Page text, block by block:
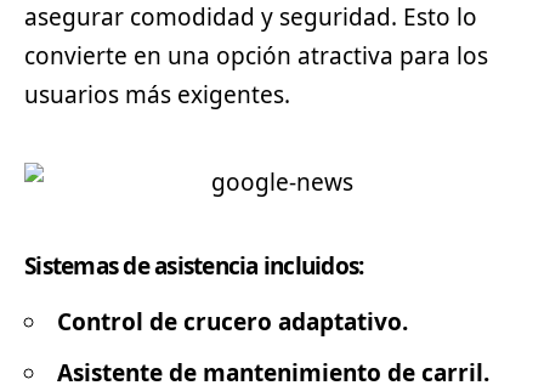
asegurar comodidad y seguridad. Esto lo
convierte en una opción atractiva para los
usuarios más exigentes.
Sistemas de asistencia incluidos:
Control de crucero adaptativo.
Asistente de mantenimiento de carril.